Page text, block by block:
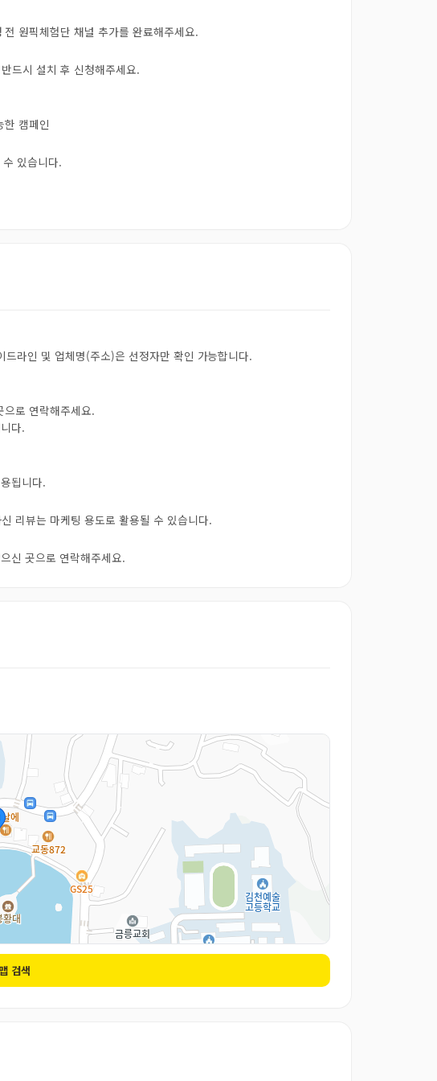
원픽체험단 채널 추가를 완료해주세요.
드시 설치 후 신청해주세요.
캠페인
있습니다.
라인 및 업체명(주소)은 선정자만 확인 가능합니다.
로 연락해주세요.
다.
됩니다.
리뷰는 마케팅 용도로 활용될 수 있습니다.
신 곳으로 연락해주세요.
검색